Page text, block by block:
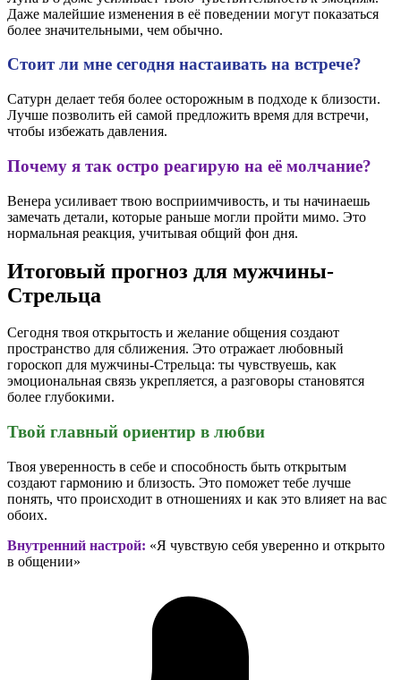
Даже малейшие изменения в её поведении могут показаться
более значительными, чем обычно.
Стоит ли мне сегодня настаивать на встрече?
Сатурн делает тебя более осторожным в подходе к близости.
Лучше позволить ей самой предложить время для встречи,
чтобы избежать давления.
Почему я так остро реагирую на её молчание?
Венера усиливает твою восприимчивость, и ты начинаешь
замечать детали, которые раньше могли пройти мимо. Это
нормальная реакция, учитывая общий фон дня.
Итоговый прогноз для мужчины-
Стрельца
Сегодня твоя открытость и желание общения создают
пространство для сближения. Это отражает любовный
гороскоп для мужчины-Стрельца: ты чувствуешь, как
эмоциональная связь укрепляется, а разговоры становятся
более глубокими.
Твой главный ориентир в любви
Твоя уверенность в себе и способность быть открытым
создают гармонию и близость. Это поможет тебе лучше
понять, что происходит в отношениях и как это влияет на вас
обоих.
Внутренний настрой: «Я чувствую себя уверенно и открыто
в общении»